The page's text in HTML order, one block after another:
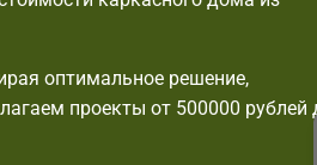
оптимальное решение,
проекты от 500000 рублей